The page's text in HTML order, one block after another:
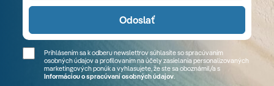
Odoslať
Prihlásením sa k odberu newslettrov súhlasíte so spracúvaním
osobných údajov a profilovaním na účely zasielania personalizovaných
marketingových ponúk a vyhlasujete, že ste sa oboznámil/a s
Informáciou o spracúvaní osobných údajov.